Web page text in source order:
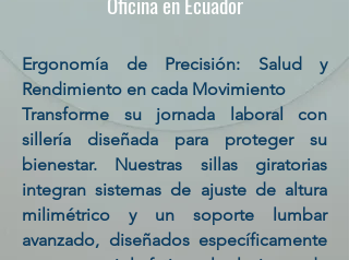
Ergonomía de Precisión: Salud y
Rendimiento en cada Movimiento
Transforme su jornada laboral con
sillería diseñada para proteger su
bienestar. Nuestras sillas giratorias
integran sistemas de ajuste de altura
milimétrico y un soporte lumbar
avanzado, diseñados específicamente